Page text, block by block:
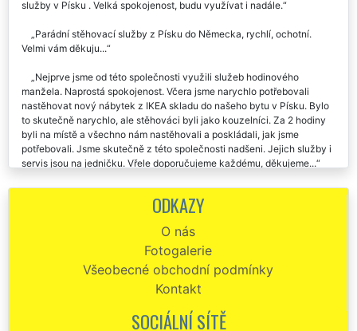
Využil jsem jak úklidové služby této společnosti, tak i stěhovací
Parádní stěhovací služby z Písku do Německa, rychlí, ochotní.
Nejprve jsme od této společnosti využili služeb hodinového
manžela. Naprostá spokojenost. Včera jsme narychlo potřebovali
nastěhovat nový nábytek z IKEA skladu do našeho bytu v Písku. Bylo
to skutečně narychlo, ale stěhováci byli jako kouzelníci. Za 2 hodiny
byli na místě a všechno nám nastěhovali a poskládali, jak jsme
potřebovali. Jsme skutečně z této společnosti nadšeni. Jejich služby i
Při stěhování z Písku jsem využil stěhovacích služeb této
společnosti. Byl jsem velmi spokojen a určitě budu stěhovací služby
této společnosti Extra doporučovat i svým známým.
Naprosto kvalitní a spolehlivá stěhovací společnost z Písku. Všem
Stěhování Písek - spokojenost, mohu jen doporučit - rychlost,
opatrnost při stěhovacích službách a dokonce usměvaví pracovníci :-)
ODKAZY
O nás
Fotogalerie
Všeobecné obchodní podmínky
Kontakt